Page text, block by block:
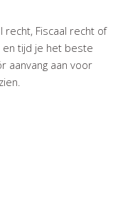
Fiscaal recht of
en tijd je het beste
aanvang aan voor